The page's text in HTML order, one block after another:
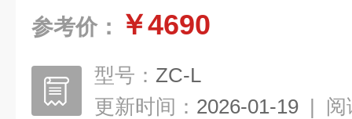
参考价： ￥4690
型号： ZC-L
更新时间： 2026-01-19 | 阅